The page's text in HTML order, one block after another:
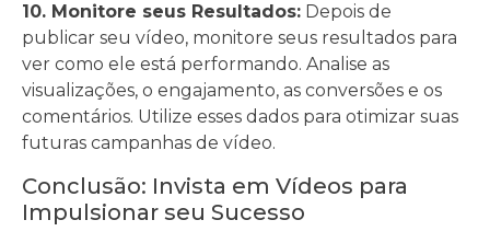
10. Monitore seus Resultados: Depois de
publicar seu vídeo, monitore seus resultados para
ver como ele está performando. Analise as
visualizações, o engajamento, as conversões e os
comentários. Utilize esses dados para otimizar suas
futuras campanhas de vídeo.
Conclusão: Invista em Vídeos para
Impulsionar seu Sucesso